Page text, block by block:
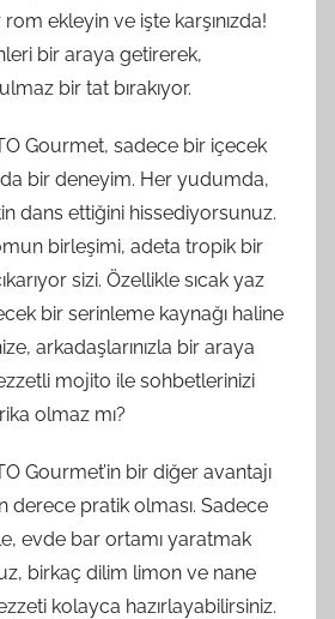
ekleyin ve işte karşınızda!
bir araya getirerek,
bir tat bırakıyor.
Gourmet, sadece bir içecek
bir deneyim. Her yudumda,
dans ettiğini hissediyorsunuz.
birleşimi, adeta tropik bir
sizi. Özellikle sıcak yaz
bir serinleme kaynağı haline
arkadaşlarınızla bir araya
mojito ile sohbetlerinizi
olmaz mı?
Gourmet’in bir diğer avantajı
derece pratik olması. Sadece
evde bar ortamı yaratmak
birkaç dilim limon ve nane
kolayca hazırlayabilirsiniz.